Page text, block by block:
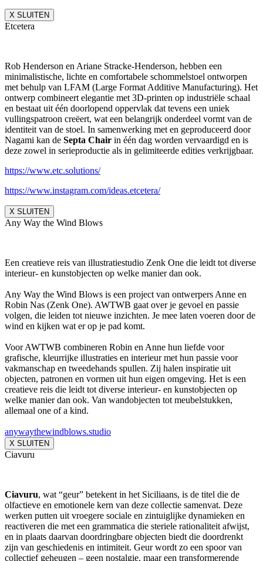
X SLUITEN
Etcetera
Rob Henderson en Ariane Stracke-Henderson, hebben een
minimalistische, lichte en comfortabele schommelstoel ontworpen
met behulp van LFAM (Large Format Additive Manufacturing). Het
ontwerp combineert elegantie met 3D-printen op industriële schaal
en bestaat uit één doorlopend oppervlak dat tevens een uniek
vullingspatroon creëert, wat een belangrijk onderdeel vormt van de
identiteit van de stoel. In samenwerking met en geproduceerd door
Nagami kan de Septa Chair in één dag worden vervaardigd en is
deze zowel in serieproductie als in gelimiteerde edities verkrijgbaar.
https://www.etc.solutions/
https://www.instagram.com/ideas.etcetera/
X SLUITEN
Any Way the Wind Blows
Een creatieve reis van illustratiestudio Zenk One die leidt tot diverse
interieur- en kunstobjecten op welke manier dan ook.
Any Way the Wind Blows is een project van ontwerpers Anne en
Robin Nas (Zenk One). AWTWB gaat over je gevoel en passie
volgen, die leiden tot nieuwe inzichten. Je mee laten voeren door de
wind en kijken wat er op je pad komt.
Voor AWTWB combineren Robin en Anne hun liefde voor
grafische, kleurrijke illustraties en interieur met hun passie voor
vakmanschap en tweedehands spullen. Zij halen inspiratie uit
objecten, patronen en vormen uit hun eigen omgeving. Het is een
creatieve reis die leidt tot diverse interieur- en kunstobjecten op
welke manier dan ook. Van wandobjecten tot meubelstukken,
allemaal one of a kind.
anywaythewindblows.studio
X SLUITEN
Ciavuru
Ciavuru, wat “geur” betekent in het Siciliaans, is de titel die de
olfactieve en emotionele kern van deze collectie samenvat. Deze
werken putten uit vroegere sociale en zintuiglijke dynamieken en
reactiveren die met een grammatica die steriele rationaliteit afwijst,
en in plaats daarvan doordringbare objecten biedt die doordrenkt
zijn van geschiedenis en intimiteit. Geur wordt zo een spoor van
collectief geheugen – geen nostalgie, maar een transformerende